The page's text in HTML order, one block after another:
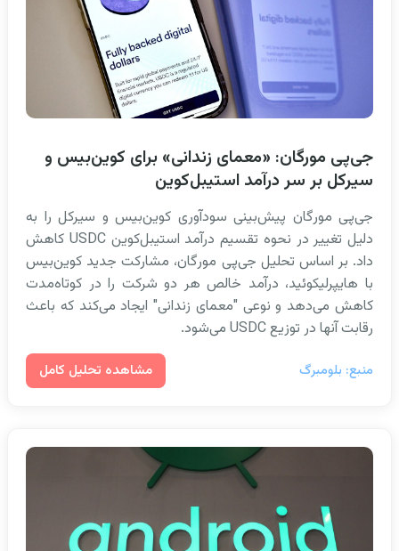
جی‌پی مورگان: «معمای زندانی» برای کوین‌بیس و
سیرکل بر سر درآمد استیبل‌کوین
جی‌پی مورگان پیش‌بینی سودآوری کوین‌بیس و سیرکل را به
دلیل تغییر در نحوه تقسیم درآمد استیبل‌کوین USDC کاهش
داد. بر اساس تحلیل جی‌پی مورگان، مشارکت جدید کوین‌بیس
با هایپرلیکوئید، درآمد خالص هر دو شرکت را در کوتاه‌مدت
کاهش می‌دهد و نوعی "معمای زندانی" ایجاد می‌کند که باعث
رقابت آنها در توزیع USDC می‌شود.
منبع: بلومبرگ مشاهده تحلیل کامل